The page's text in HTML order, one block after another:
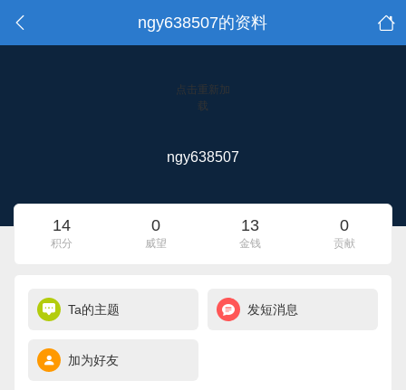
ngy638507的资料
点击重新加
载
ngy638507
14
积分
0
威望
13
金钱
0
贡献
Ta的主题 发短消息
加为好友